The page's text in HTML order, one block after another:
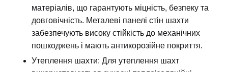
матеріалів, що гарантують міцність, безпеку та
довговічність. Металеві панелі стін шахти
забезпечують високу стійкість до механічних
пошкоджень і мають антикорозійне покриття.
Утеплення шахти: Для утеплення шахт